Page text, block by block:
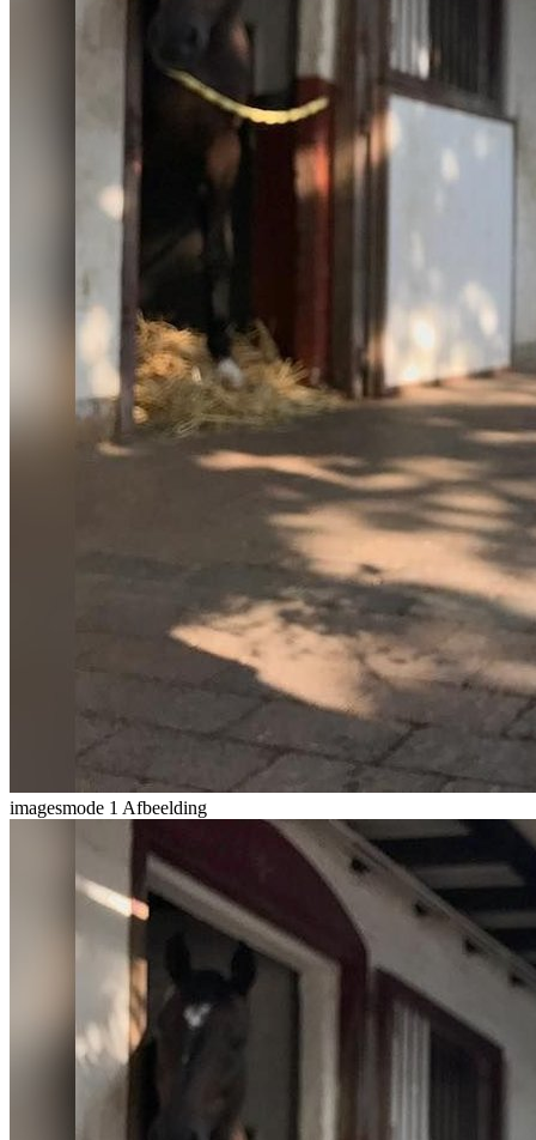
imagesmode 1 Afbeelding